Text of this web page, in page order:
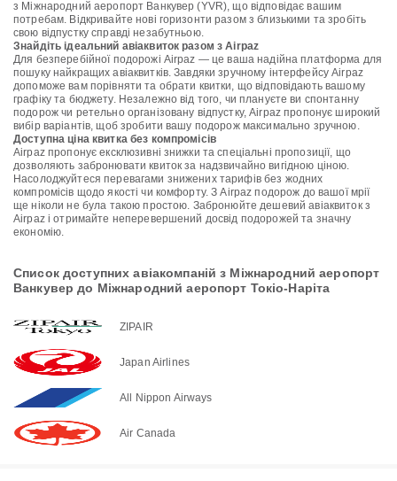
з Міжнародний аеропорт Ванкувер (YVR), що відповідає вашим
потребам. Відкривайте нові горизонти разом з близькими та зробіть
свою відпустку справді незабутньою.
Знайдіть ідеальний авіаквиток разом з Airpaz
Для безперебійної подорожі Airpaz — це ваша надійна платформа для
пошуку найкращих авіаквитків. Завдяки зручному інтерфейсу Airpaz
допоможе вам порівняти та обрати квитки, що відповідають вашому
графіку та бюджету. Незалежно від того, чи плануєте ви спонтанну
подорож чи ретельно організовану відпустку, Airpaz пропонує широкий
вибір варіантів, щоб зробити вашу подорож максимально зручною.
Доступна ціна квитка без компромісів
Airpaz пропонує ексклюзивні знижки та спеціальні пропозиції, що
дозволяють забронювати квиток за надзвичайно вигідною ціною.
Насолоджуйтеся перевагами знижених тарифів без жодних
компромісів щодо якості чи комфорту. З Airpaz подорож до вашої мрії
ще ніколи не була такою простою. Забронюйте дешевий авіаквиток з
Airpaz і отримайте неперевершений досвід подорожей та значну
економію.
Список доступних авіакомпаній з Міжнародний аеропорт
Ванкувер до Міжнародний аеропорт Токіо-Наріта
ZIPAIR
Japan Airlines
All Nippon Airways
Air Canada